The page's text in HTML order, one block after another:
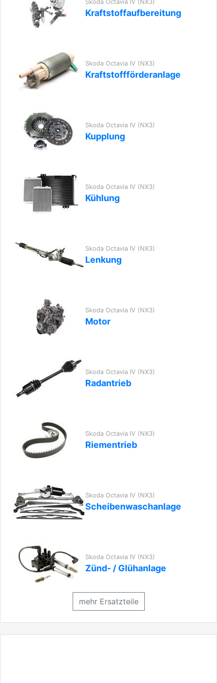
Skoda Octavia IV (NX3)
Kraftstoffaufbereitung
Skoda Octavia IV (NX3)
Kraftstoffförderanlage
Skoda Octavia IV (NX3)
Kupplung
Skoda Octavia IV (NX3)
Kühlung
Skoda Octavia IV (NX3)
Lenkung
Skoda Octavia IV (NX3)
Motor
Skoda Octavia IV (NX3)
Radantrieb
Skoda Octavia IV (NX3)
Riementrieb
Skoda Octavia IV (NX3)
Scheibenwaschanlage
Skoda Octavia IV (NX3)
Zünd- / Glühanlage
mehr Ersatzteile